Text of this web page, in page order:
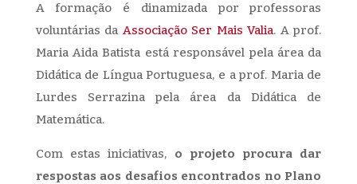
A formação é dinamizada por professoras
voluntárias da Associação Ser Mais Valia. A prof.
Maria Aida Batista está responsável pela área da
Didática de Língua Portuguesa, e a prof. Maria de
Lurdes Serrazina pela área da Didática de
Matemática.
Com estas iniciativas, o projeto procura dar
respostas aos desafios encontrados no Plano